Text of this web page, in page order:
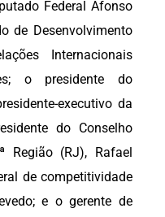
Federal Afonso
de Desenvolvimento
Internacionais
o presidente do
executivo da
do Conselho
Região (RJ), Rafael
de competitividade
e o gerente de